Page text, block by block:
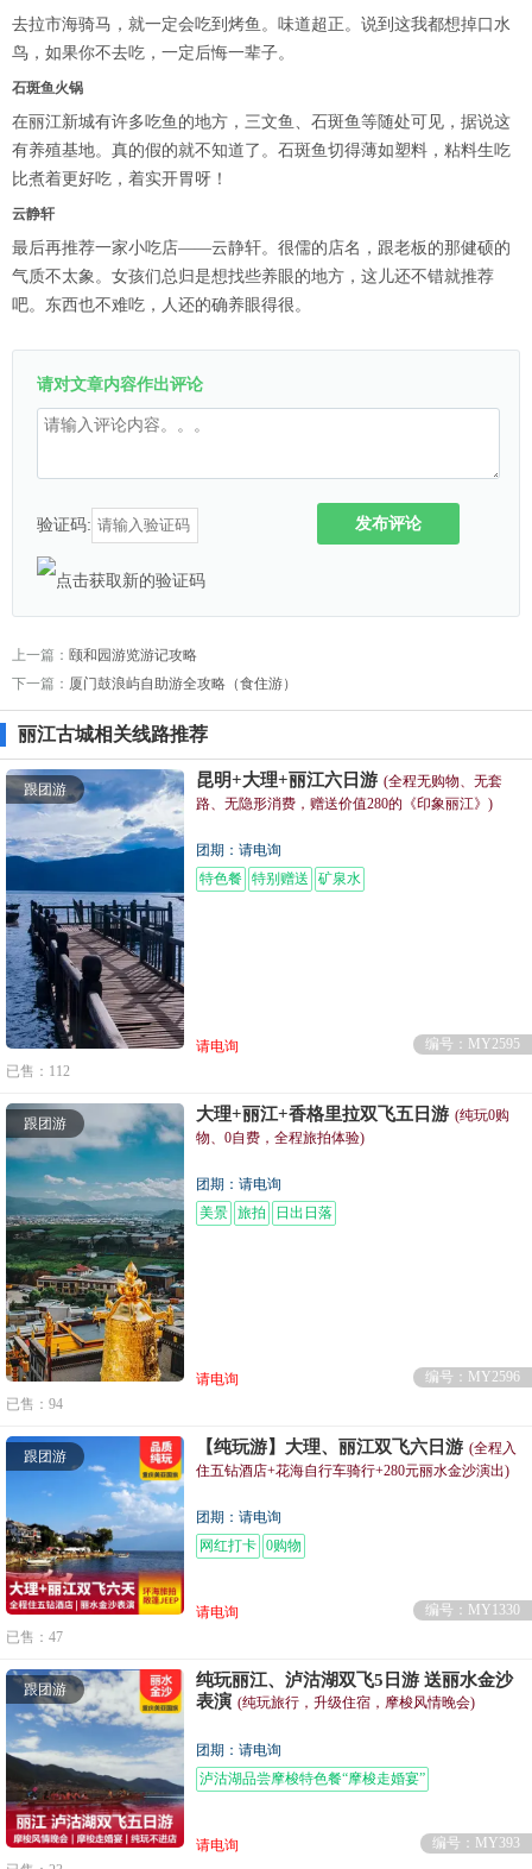
去拉市海骑马 ，就一定会吃到烤鱼。味道超正。说到这我都想掉口水
鸟，如果你不去吃，一定后悔一辈子。
石斑鱼火锅
在丽江新城有许多吃鱼的地方，三文鱼、石斑鱼等随处可见，据说这
有养殖基地。真的假的就不知道了。石斑鱼切得薄如塑料，粘料生吃
比煮着更好吃，着实开胃呀！
云静轩
最后再推荐一家小吃店——云静轩。很儒的店名，跟老板的那健硕的
气质不太象。女孩们总归是想找些养眼的地方，这儿还不错就推荐
吧。东西也不难吃，人还的确养眼得很。
请对文章内容作出评论
验证码: 发布评论
上一篇： 颐和园游览游记攻略
下一篇： 厦门鼓浪屿自助游全攻略（食住游）
丽江古城相关线路推荐
跟团游 昆明+大理+丽江六日游 (全程无购物、无套
路、无隐形消费，赠送价值280的《印象丽江》)
团期：请电询
特色餐 特别赠送 矿泉水
请电询
编号：MY2595
已售：112
跟团游 大理+丽江+香格里拉双飞五日游 (纯玩0购
物、0自费，全程旅拍体验)
团期：请电询
美景 旅拍 日出日落
请电询
编号：MY2596
已售：94
跟团游 【纯玩游】大理、丽江双飞六日游 (全程入
住五钻酒店+花海自行车骑行+280元丽水金沙演出)
团期：请电询
网红打卡 0购物
请电询
编号：MY1330
已售：47
跟团游
纯玩丽江、泸沽湖双飞5日游 送丽水金沙
表演 (纯玩旅行，升级住宿，摩梭风情晚会)
团期：请电询
泸沽湖品尝摩梭特色餐“摩梭走婚宴”
请电询
编号：MY393